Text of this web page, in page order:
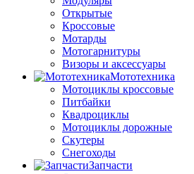
Открытые
Кроссовые
Мотарды
Мотогарнитуры
Визоры и аксессуары
Мототехника
Мотоциклы кроссовые
Питбайки
Квадроциклы
Мотоциклы дорожные
Скутеры
Снегоходы
Запчасти